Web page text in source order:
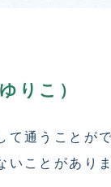
りこ）
て通うことが
いことがあり